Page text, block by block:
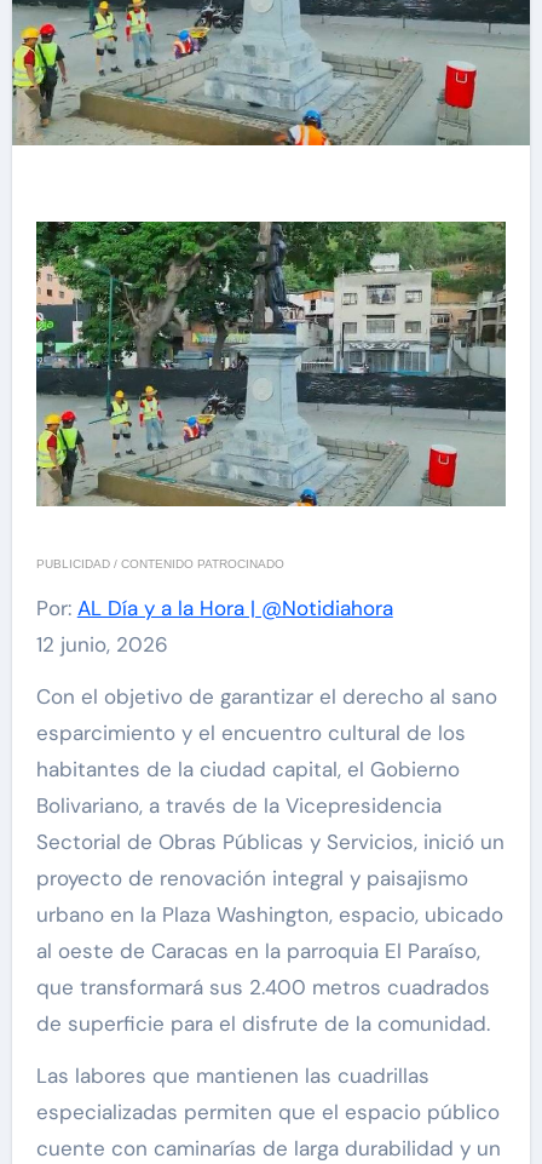
PUBLICIDAD / CONTENIDO PATROCINADO
Por: AL Día y a la Hora | @Notidiahora
12 junio, 2026
Con el objetivo de garantizar el derecho al sano
esparcimiento y el encuentro cultural de los
habitantes de la ciudad capital, el Gobierno
Bolivariano, a través de la Vicepresidencia
Sectorial de Obras Públicas y Servicios, inició un
proyecto de renovación integral y paisajismo
urbano en la Plaza Washington, espacio, ubicado
al oeste de Caracas en la parroquia El Paraíso,
que transformará sus 2.400 metros cuadrados
de superficie para el disfrute de la comunidad.
Las labores que mantienen las cuadrillas
especializadas permiten que el espacio público
cuente con caminarías de larga durabilidad y un